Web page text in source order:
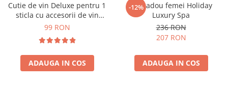
Cutie de vin Deluxe pentru 1
sticla cu accesorii de vin
incluse piele ecologica de
99 RON
ADAUGA IN COS
-12%
Set cadou femei Holiday
Luxury Spa
236 RON
207 RON
ADAUGA IN COS